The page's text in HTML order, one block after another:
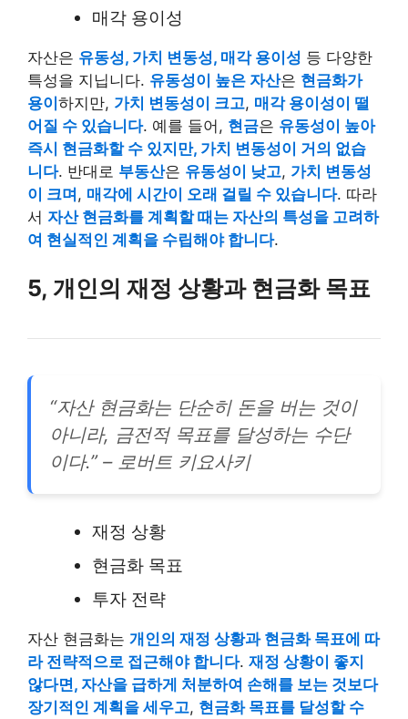
매각 용이성
자산은 유동성, 가치 변동성, 매각 용이성 등 다양한
특성을 지닙니다. 유동성이 높은 자산은 현금화가
용이하지만, 가치 변동성이 크고, 매각 용이성이 떨
어질 수 있습니다. 예를 들어, 현금은 유동성이 높아
즉시 현금화할 수 있지만, 가치 변동성이 거의 없습
니다. 반대로 부동산은 유동성이 낮고, 가치 변동성
이 크며, 매각에 시간이 오래 걸릴 수 있습니다. 따라
서 자산 현금화를 계획할 때는 자산의 특성을 고려하
여 현실적인 계획을 수립해야 합니다.
5, 개인의 재정 상황과 현금화 목표
“자산 현금화는 단순히 돈을 버는 것이
아니라, 금전적 목표를 달성하는 수단
이다.” – 로버트 키요사키
재정 상황
현금화 목표
투자 전략
자산 현금화는 개인의 재정 상황과 현금화 목표에 따
라 전략적으로 접근해야 합니다. 재정 상황이 좋지
않다면, 자산을 급하게 처분하여 손해를 보는 것보다
장기적인 계획을 세우고, 현금화 목표를 달성할 수